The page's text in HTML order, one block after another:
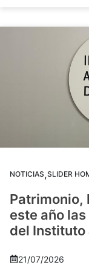
NOTICIAS,SLIDER
Patrimonio,
este año
del
21/07/2026